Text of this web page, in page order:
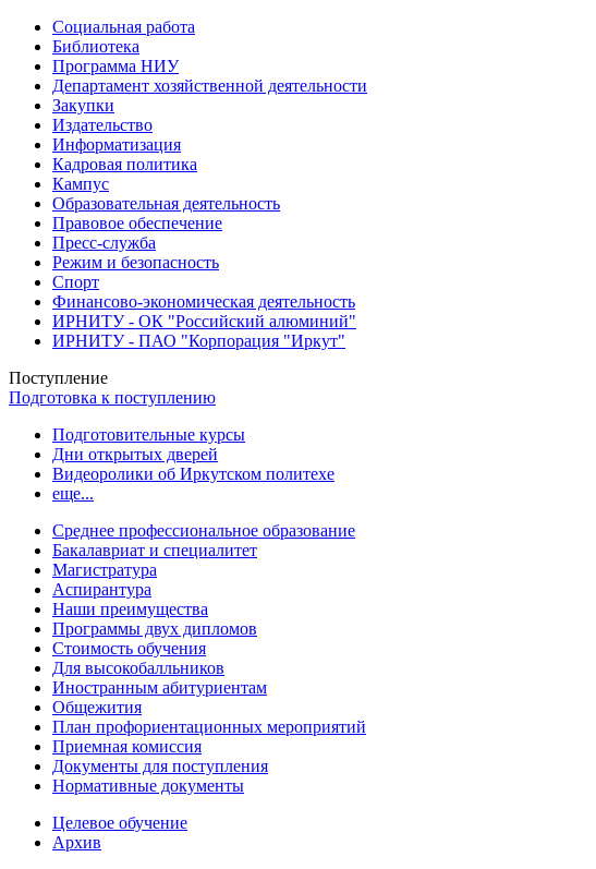
Социальная работа
Библиотека
Программа НИУ
Департамент хозяйственной деятельности
Закупки
Издательство
Информатизация
Кадровая политика
Кампус
Образовательная деятельность
Правовое обеспечение
Пресс-служба
Режим и безопасность
Спорт
Финансово-экономическая деятельность
ИРНИТУ - ОК "Российский алюминий"
ИРНИТУ - ПАО "Корпорация "Иркут"
Поступление
Подготовка к поступлению
Подготовительные курсы
Дни открытых дверей
Видеоролики об Иркутском политехе
еще...
Cреднее профессиональное образование
Бакалавриат и специалитет
Магистратура
Аспирантура
Наши преимущества
Программы двух дипломов
Стоимость обучения
Для высокобалльников
Иностранным абитуриентам
Общежития
План профориентационных мероприятий
Приемная комиссия
Документы для поступления
Нормативные документы
Целевое обучение
Архив